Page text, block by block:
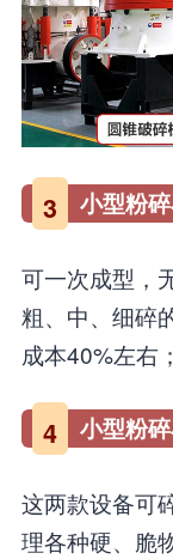
3 小型粉
可一次成型，
粗、中、细碎
成本40%左右；
4 小型粉
这两款设备可
理各种硬、脆